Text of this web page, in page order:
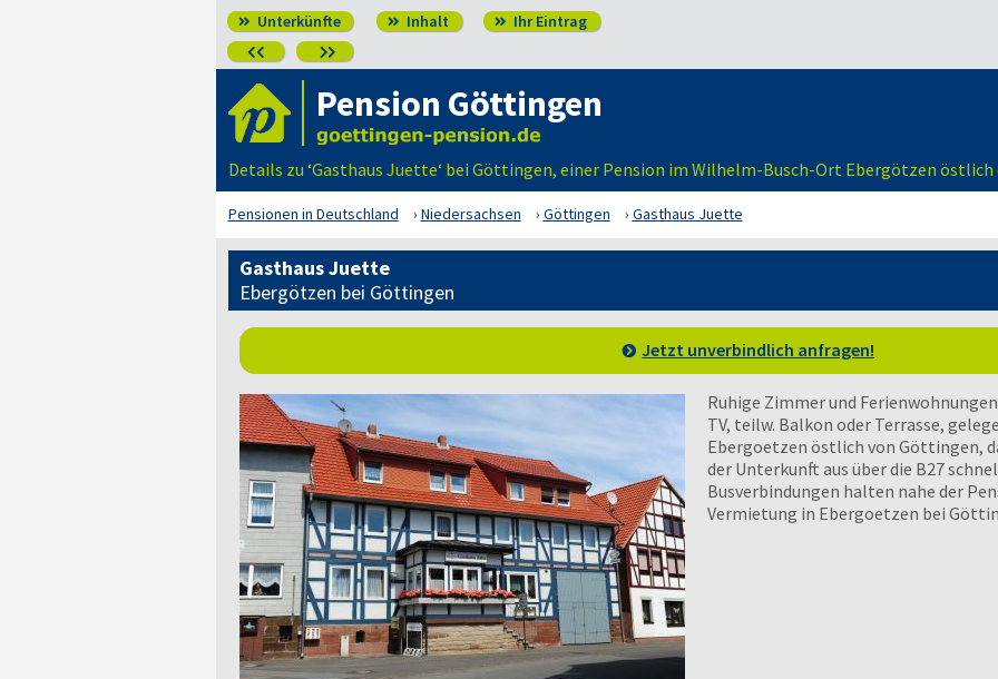
 Unterkünfte  Inhalt  Ihr Eintrag
 
Pension Göttingen
Details zu ‘Gasthaus Juette‘ bei Göttingen, einer Pension im Wilhelm-Busch-Ort Ebergötzen östlich
Pensionen in Deutschland Niedersachsen Göttingen Gasthaus Juette
Gasthaus Juette
Ebergötzen bei Göttingen
Jetzt unverbindlich anfragen!
Ruhige Zimmer und
TV, teilw. Balkon oder Terrasse,
Ebergoetzen östlich von Göttingen,
der Unterkunft aus über die B27
Busverbindungen halten nahe der
Vermietung in Ebergoetzen bei